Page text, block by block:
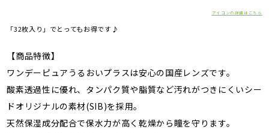
アイコンの詳細はこちら
「32枚入り」でとってもお得です♪
【商品特徴】
ワンデーピュアうるおいプラスは安心の国産レンズです。
酸素透過性に優れ、タンパク質や脂質など汚れがつきにくいシー
ドオリジナルの素材(SIB)を採用。
天然保湿成分配合で保水力が高く乾燥から瞳を守ります。